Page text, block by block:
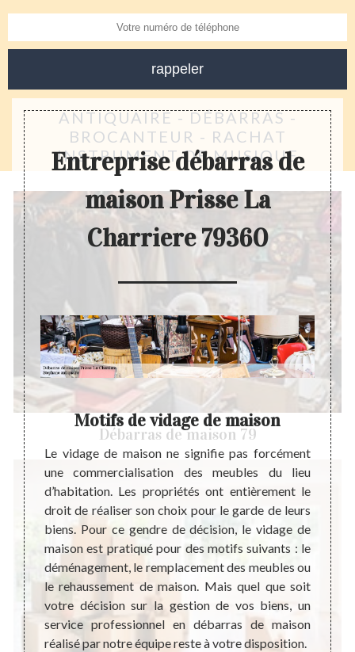
ANTIQUAIRE - DÉBARRAS -
BROCANTEUR - RACHAT
INSTRUMENT DE MUSIQUE
Débarras de maison 79
Entreprise débarras de
maison Prisse La
Charriere 79360
un
le
Le
si la
lieu
juste
de
Motifs de vidage de maison
Le vidage de maison ne signifie pas forcément
une commercialisation des meubles du lieu
d’habitation. Les propriétés ont entièrement le
droit de réaliser son choix pour le garde de leurs
biens. Pour ce gendre de décision, le vidage de
maison est pratiqué pour des motifs suivants : le
déménagement, le remplacement des meubles ou
le rehaussement de maison. Mais quel que soit
votre décision sur la gestion de vos biens, un
service professionnel en débarras de maison
réalisé par notre équipe reste à votre disposition.
bien
Cela
tous